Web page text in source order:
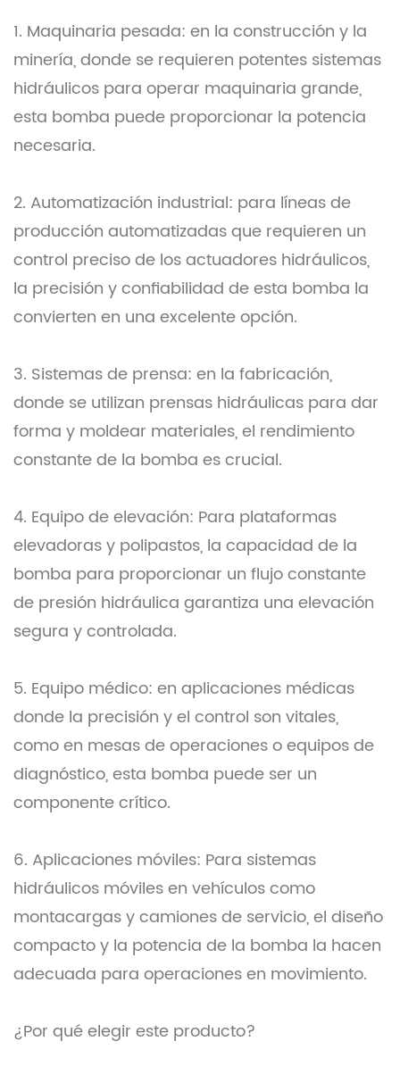
1. Maquinaria pesada: en la construcción y la
minería, donde se requieren potentes sistemas
hidráulicos para operar maquinaria grande,
esta bomba puede proporcionar la potencia
necesaria.
2. Automatización industrial: para líneas de
producción automatizadas que requieren un
control preciso de los actuadores hidráulicos,
la precisión y confiabilidad de esta bomba la
convierten en una excelente opción.
3. Sistemas de prensa: en la fabricación,
donde se utilizan prensas hidráulicas para dar
forma y moldear materiales, el rendimiento
constante de la bomba es crucial.
4. Equipo de elevación: Para plataformas
elevadoras y polipastos, la capacidad de la
bomba para proporcionar un flujo constante
de presión hidráulica garantiza una elevación
segura y controlada.
5. Equipo médico: en aplicaciones médicas
donde la precisión y el control son vitales,
como en mesas de operaciones o equipos de
diagnóstico, esta bomba puede ser un
componente crítico.
6. Aplicaciones móviles: Para sistemas
hidráulicos móviles en vehículos como
montacargas y camiones de servicio, el diseño
compacto y la potencia de la bomba la hacen
adecuada para operaciones en movimiento.
¿Por qué elegir este producto?